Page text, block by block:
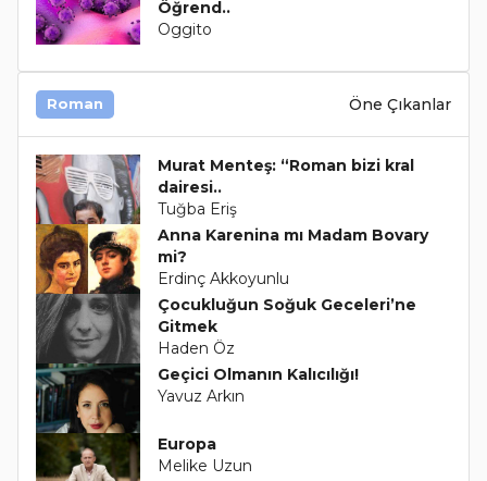
Öğrend..
Oggito
Roman Öne Çıkanlar
Murat Menteş: “Roman bizi kral
dairesi..
Tuğba Eriş
Anna Karenina mı Madam Bovary
mi?
Erdinç Akkoyunlu
Çocukluğun Soğuk Geceleri’ne
Gitmek
Haden Öz
Geçici Olmanın Kalıcılığı!
Yavuz Arkın
Europa
Melike Uzun